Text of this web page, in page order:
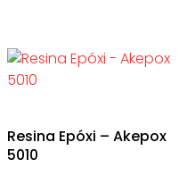
Resina Epóxi – Akepox
5010